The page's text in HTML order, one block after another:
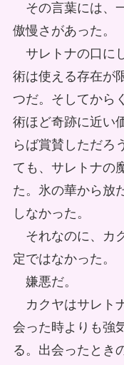
その言葉には、
傲慢さがあった。
サレトナの口に
術は使える存在が
つだ。そしてから
術ほど奇跡に近い
らば賞賛しただろ
ても、サレトナの
た。氷の華から放
しなかった。
それなのに、カ
定ではなかった。
嫌悪だ。
カクヤはサレト
会った時よりも強
る。出会ったとき